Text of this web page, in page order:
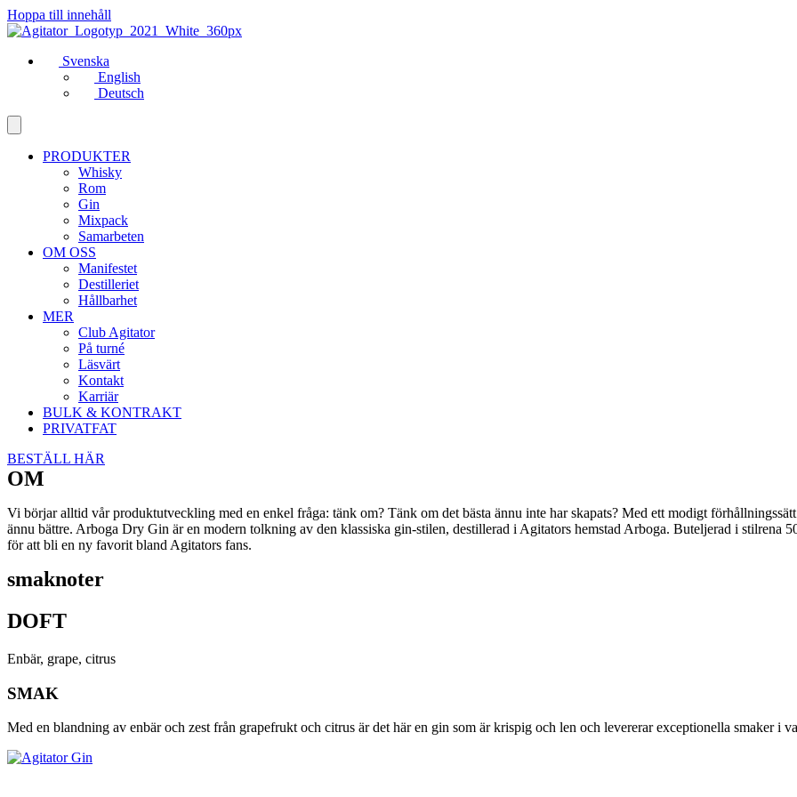
Hoppa till innehåll
Svenska
English
Deutsch
PRODUKTER
Whisky
Rom
Gin
Mixpack
Samarbeten
OM OSS
Manifestet
Destilleriet
Hållbarhet
MER
Club Agitator
På turné
Läsvärt
Kontakt
Karriär
BULK & KONTRAKT
PRIVATFAT
BESTÄLL HÄR
OM
Vi börjar alltid vår produktutveckling med en enkel fråga: tänk om? Tänk om det bästa ännu inte har skapats? Med ett modigt
ännu bättre. Arboga Dry Gin är en modern tolkning av den klassiska gin-stilen, destillerad i Agitators hemstad Arboga. Buteljerad i stilrena
för att bli en ny favorit bland Agitators fans.
smaknoter
DOFT
Enbär, grape, citrus
SMAK
Med en blandning av enbär och zest från grapefrukt och citrus är det här en gin som är krispig och len och levererar exceptionella smaker i